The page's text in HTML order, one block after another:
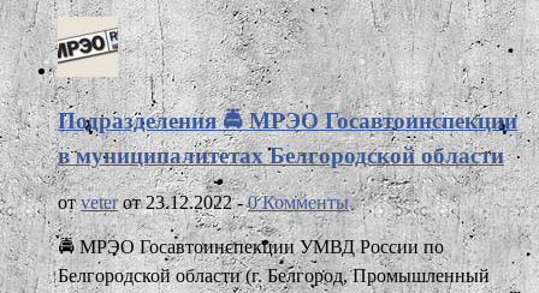
Подразделения 🚔 МРЭО Госавтоинспекции
в муниципалитетах Белгородской области
отveterот 23.12.2022 -0 Комменты
🚔 МРЭО Госавтоинспекции УМВД России по
Белгородской области (г. Белгород, Промышленный